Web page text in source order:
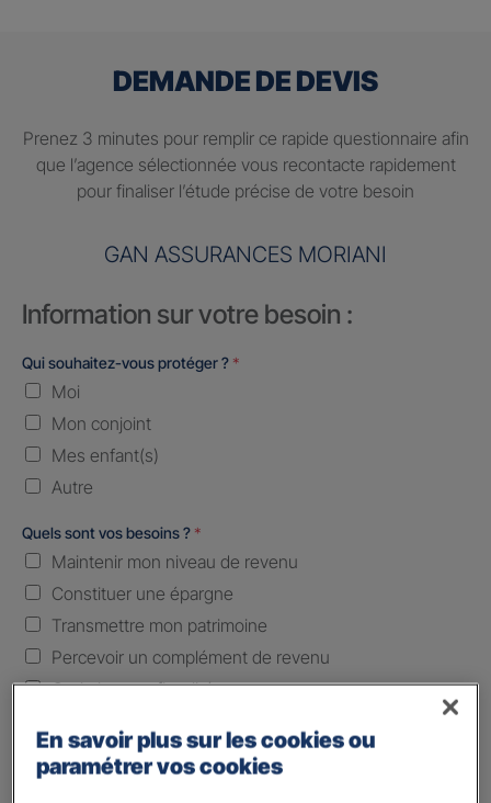
DEMANDE DE DEVIS
Prenez 3 minutes pour remplir ce rapide questionnaire afin
que l’agence sélectionnée vous recontacte rapidement
pour finaliser l’étude précise de votre besoin
GAN ASSURANCES MORIANI
Information sur votre besoin :
Qui souhaitez-vous protéger ? *
Moi
Mon conjoint
Mes enfant(s)
Autre
Quels sont vos besoins ? *
Maintenir mon niveau de revenu
Constituer une épargne
Transmettre mon patrimoine
Percevoir un complément de revenu
Optimiser ma fiscalité
Plusieurs choix possibles
En savoir plus sur les cookies ou
paramétrer vos cookies